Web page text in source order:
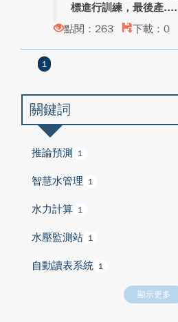
標進行訓練，最後產...
點閱：263
下載：0
1
關鍵詞
推論預測 1
智慧水管理 1
水力計算 1
水壓監測站 1
自動讀表系統 1
顯示更多